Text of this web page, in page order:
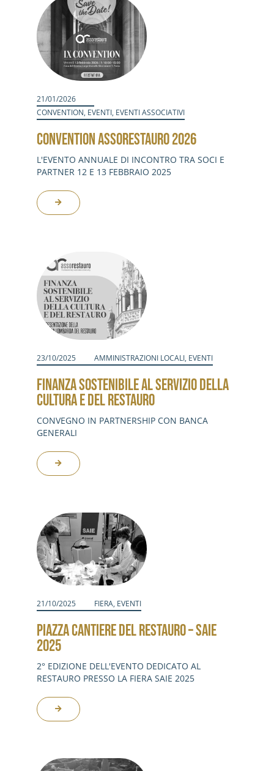
21/01/2026
CONVENTION, EVENTI, EVENTI ASSOCIATIVI
CONVENTION ASSORESTAURO 2026
L'EVENTO ANNUALE DI INCONTRO TRA SOCI E
PARTNER 12 E 13 FEBBRAIO 2025
23/10/2025 AMMINISTRAZIONI LOCALI, EVENTI
FINANZA SOSTENIBILE AL SERVIZIO DELLA
CULTURA E DEL RESTAURO
CONVEGNO IN PARTNERSHIP CON BANCA
GENERALI
21/10/2025 FIERA, EVENTI
PIAZZA CANTIERE DEL RESTAURO – SAIE
2025
2° EDIZIONE DELL'EVENTO DEDICATO AL
RESTAURO PRESSO LA FIERA SAIE 2025